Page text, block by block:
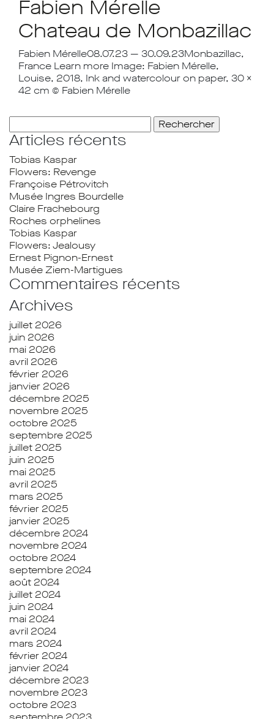
Fabien Mérelle
Chateau de Monbazillac
Fabien Mérelle08.07.23 — 30.09.23Monbazillac,
France Learn more Image: Fabien Mérelle,
Louise, 2018, Ink and watercolour on paper, 30 x
42 cm © Fabien Mérelle
Articles récents
Tobias Kaspar
Flowers: Revenge
Françoise Pétrovitch
Musée Ingres Bourdelle
Claire Frachebourg
Roches orphelines
Tobias Kaspar
Flowers: Jealousy
Ernest Pignon-Ernest
Musée Ziem-Martigues
Commentaires récents
Archives
juillet 2026
juin 2026
mai 2026
avril 2026
février 2026
janvier 2026
décembre 2025
novembre 2025
octobre 2025
septembre 2025
juillet 2025
juin 2025
mai 2025
avril 2025
mars 2025
février 2025
janvier 2025
décembre 2024
novembre 2024
octobre 2024
septembre 2024
août 2024
juillet 2024
juin 2024
mai 2024
avril 2024
mars 2024
février 2024
janvier 2024
décembre 2023
novembre 2023
octobre 2023